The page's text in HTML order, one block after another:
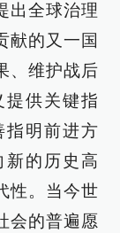
出全球治理
献的又一国
、维护战后
提供关键指
指明前进方
的历史高
性。当今世
会的普遍愿